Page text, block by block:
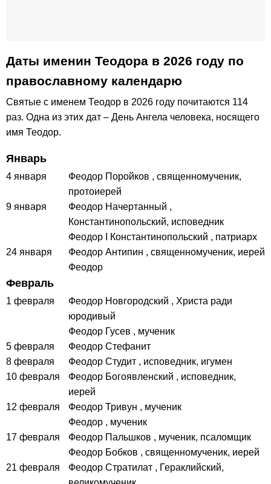
Даты именин Теодора в 2026 году по
православному календарю
Святые с именем Теодор в 2026 году почитаются 114
раз. Одна из этих дат – День Ангела человека, носящего
имя Теодор.
Январь
4 января Феодор Поройков , священномученик,
протоиерей
9 января
Феодор Начертанный ,
Константинопольский, исповедник
Феодор I Константинопольский , патриарх
24 января
Феодор Антипин , священномученик, иерей
Феодор
Февраль
1 февраля Феодор Новгородский , Христа ради
юродивый
Феодор Гусев , мученик
5 февраля
Феодор Стефанит
8 февраля
Феодор Студит , исповедник, игумен
10 февраля
Феодор Богоявленский , исповедник,
иерей
12 февраля
Феодор Тривун , мученик
Феодор , мученик
17 февраля
Феодор Пальшков , мученик, псаломщик
Феодор Бобков , священномученик, иерей
21 февраля
Феодор Стратилат , Гераклийский,